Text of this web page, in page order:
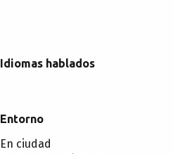
Idiomas hablados
Idiomas hablados
Entorno
Entorno
En ciudad